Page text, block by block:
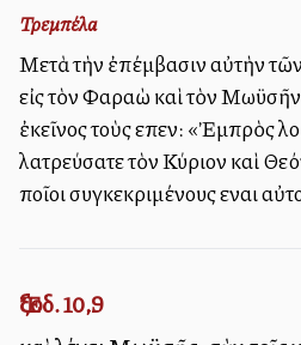
Τρεμπέλα
Μετὰ τὴν ἐπέμβασιν αὐτὴν
εἰς τὸν Φαραὼ καὶ τὸν
ἐκεῖνος τοὺς εἶπεν: «Ἐμπρὸς
λατρεύσατε τὸν Κύριον καὶ
ποῖοι συγκεκριμένους εἶναι
Ἔξοδ. 10,9